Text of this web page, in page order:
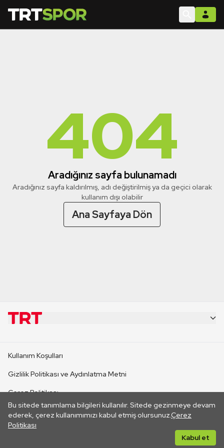
404
Aradığınız sayfa bulunamadı
Aradığınız sayfa kaldırılmış, adı değiştirilmiş ya da geçici olarak
kullanım dışı olabilir
Ana Sayfaya Dön
Bu sitede tanımlama bilgileri kullanılır. Sitede gezinmeye devam
ederek, çerez kullanımımızı kabul etmiş olursunuz.Çerez
Politikası
Kabul et
CANLI YAYINLAR
Kullanım Koşulları
Gizlilik Politikası ve Aydınlatma Metni
Çerez Politikası
İletişim
Her hakkı saklıdır. ©2026 TRT. Bağlantı yoluyla gidilen dış